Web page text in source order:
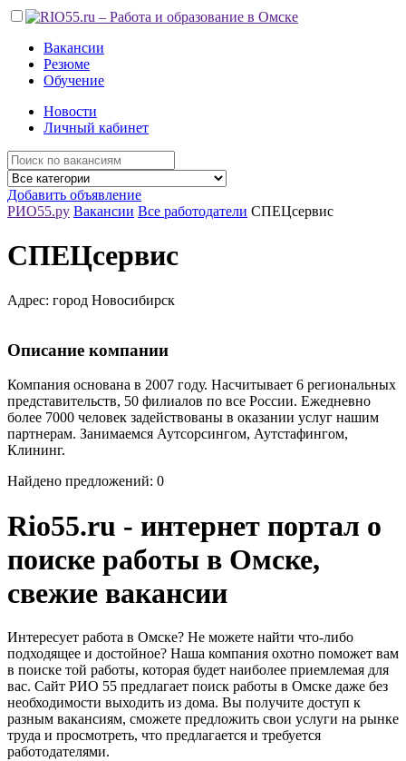
Вакансии
Резюме
Обучение
Новости
Личный кабинет
Добавить объявление
РИО55.ру Вакансии Все работодатели СПЕЦсервис
СПЕЦсервис
Адрес: город Новосибирск
Описание компании
Компания основана в 2007 году. Насчитывает 6 региональных
представительств, 50 филиалов по все России. Ежедневно
более 7000 человек задействованы в оказании услуг нашим
партнерам. Занимаемся Аутсорсингом, Аутстафингом,
Клининг.
Найдено предложений: 0
Rio55.ru - интернет портал о
поиске работы в Омске,
свежие вакансии
Интересует работа в Омске? Не можете найти что-либо
подходящее и достойное? Наша компания охотно поможет вам
в поиске той работы, которая будет наиболее приемлемая для
вас. Сайт РИО 55 предлагает поиск работы в Омске даже без
необходимости выходить из дома. Вы получите доступ к
разным вакансиям, сможете предложить свои услуги на рынке
труда и просмотреть, что предлагается и требуется
работодателями.